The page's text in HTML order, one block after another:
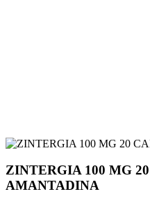
ZINTERGIA 100 MG
AMANTADINA